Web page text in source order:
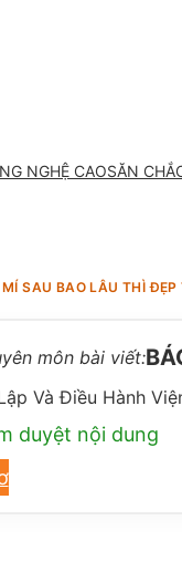
NGHỆ CAOSĂN
SAU BAO LÂU THÌ ĐẸP
môn bài viết:
Và Điều Hành
duyệt nội dung